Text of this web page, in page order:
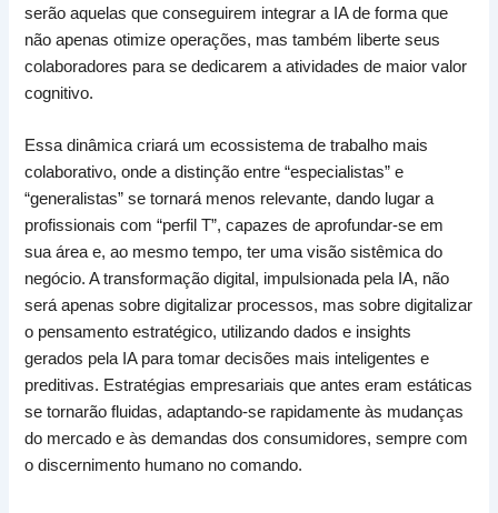
serão aquelas que conseguirem integrar a IA de forma que
não apenas otimize operações, mas também liberte seus
colaboradores para se dedicarem a atividades de maior valor
cognitivo.
Essa dinâmica criará um ecossistema de trabalho mais
colaborativo, onde a distinção entre “especialistas” e
“generalistas” se tornará menos relevante, dando lugar a
profissionais com “perfil T”, capazes de aprofundar-se em
sua área e, ao mesmo tempo, ter uma visão sistêmica do
negócio. A transformação digital, impulsionada pela IA, não
será apenas sobre digitalizar processos, mas sobre digitalizar
o pensamento estratégico, utilizando dados e insights
gerados pela IA para tomar decisões mais inteligentes e
preditivas. Estratégias empresariais que antes eram estáticas
se tornarão fluidas, adaptando-se rapidamente às mudanças
do mercado e às demandas dos consumidores, sempre com
o discernimento humano no comando.